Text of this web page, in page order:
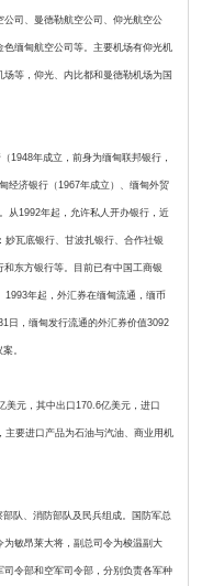
司、曼德勒航空公司、仰光航空公
缅甸航空公司等。主要机场有仰光机
等，仰光、内比都和曼德勒机场为国
1948年成立，前身为缅甸联邦银行，
经济银行（1967年成立）、缅甸外贸
从1992年起，允许私人开办银行，近
瓦底银行、甘波扎银行、合作社银
东方银行等。目前已有中国工商银
年起，外汇券在缅甸流通，缅币
日，缅甸发行流通的外汇券价值3092
。
美元，其中出口170.6亿美元，进口
要进口产品为石油与汽油、商业用机
队、消防部队及民兵组成。国防军总
敏昂莱大将，副总司令为梭温副大
令部和空军司令部，分别负责各军种